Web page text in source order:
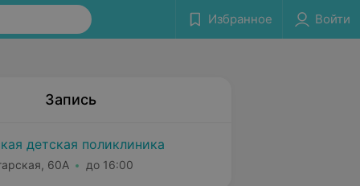
Избранное Войти
Запись
детская поликлиника
60А до 16:00